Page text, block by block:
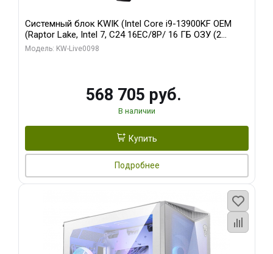
Системный блок KWIK (Intel Core i9-13900KF OEM
(Raptor Lake, Intel 7, C24 16EC/8P/ 16 ГБ ОЗУ (2
модуля)/ Afox RTX4090 24GB GDDR6X 384-Bit 3xDP
Модель: KW-Live0098
568 705 руб.
В наличии
Купить
Подробнее